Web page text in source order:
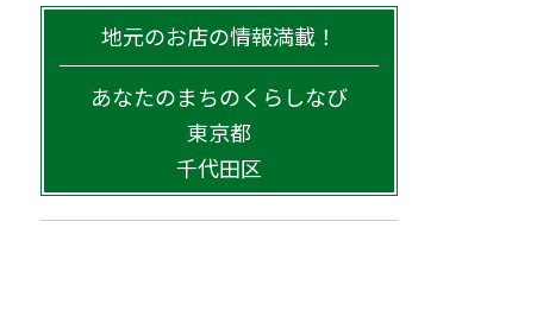
地元のお店の情報満載！
あなたのまちのくらしなび
東京都
千代田区